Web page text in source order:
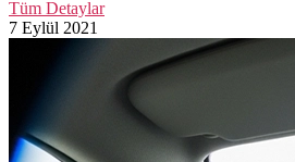
Tüm Detaylar
7 Eylül 2021